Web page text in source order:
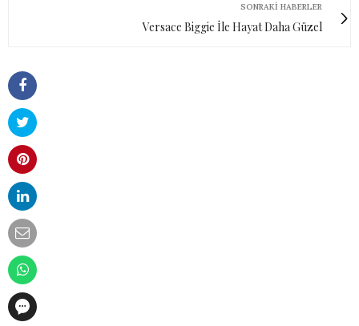
SONRAKI HABERLER
Versace Biggie İle Hayat Daha Güzel